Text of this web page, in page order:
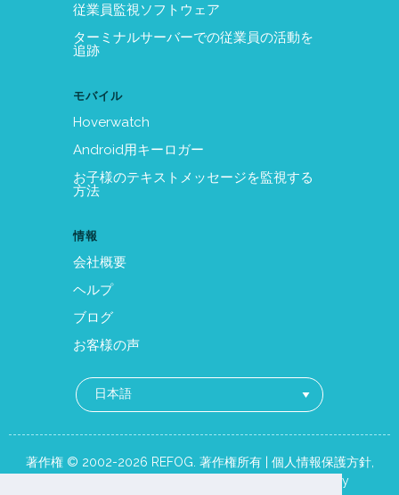
従業員監視ソフトウェア
ターミナルサーバーでの従業員の活動を
追跡
モバイル
Hoverwatch
Android用キーロガー
お子様のテキストメッセージを監視する
方法
情報
会社概要
ヘルプ
ブログ
お客様の声
著作権 © 2002-2026 REFOG. 著作権所有 | 個人情報保護方針,
Cookie Policy